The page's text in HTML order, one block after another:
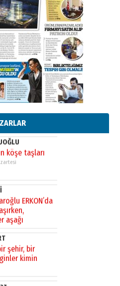
bir Alperen…
Hakka yürüdü.!
hatıralarıyla
Terzioğlu!
Erzurum’a
daha!
köşe taşları
ERKON’da
aşağı
şehir, bir
kimin